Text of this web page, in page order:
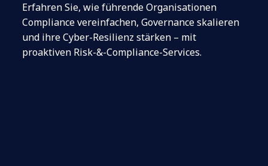
Erfahren Sie, wie führende Organisationen
Compliance vereinfachen, Governance skalieren
und ihre Cyber-Resilienz stärken – mit
proaktiven Risk-&-Compliance-Services.